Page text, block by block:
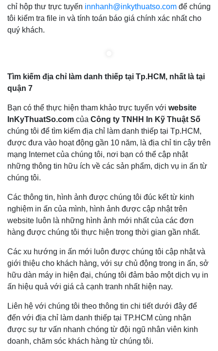
chỉ hộp thư trực tuyến innhanh@inkythuatso.com để chúng
tôi kiểm tra file in và tính toán báo giá chính xác nhất cho
quý khách.
Tìm kiếm địa chỉ làm danh thiếp tại Tp.HCM, nhất là tại
quận 7
Bạn có thể thực hiện tham khảo trực tuyến với website
InKyThuatSo.com của Công ty TNHH In Kỹ Thuật Số
chúng tôi để tìm kiếm địa chỉ làm danh thiếp tại Tp.HCM,
được đưa vào hoạt động gần 10 năm, là địa chỉ tin cậy trên
mạng Internet của chúng tôi, nơi bạn có thể cập nhật
những thông tin hữu ích về các sản phẩm, dịch vụ in ấn từ
chúng tôi.
Các thông tin, hình ảnh được chúng tôi đúc kết từ kinh
nghiệm in ấn của mình, hình ảnh được cập nhật trên
website luôn là những hình ảnh mới nhất của các đơn
hàng được chúng tôi thực hiện trong thời gian gần nhất.
Các xu hướng in ấn mới luôn được chúng tôi cập nhật và
giới thiệu cho khách hàng, với sự chủ động trong in ấn, sở
hữu dàn máy in hiện đại, chúng tôi đảm bảo một dịch vụ in
ấn hiệu quả với giá cả cạnh tranh nhất hiện nay.
Liên hệ với chúng tôi theo thông tin chi tiết dưới đây để
đến với địa chỉ làm danh thiếp tại TP.HCM cùng nhận
được sự tư vấn nhanh chóng từ đội ngũ nhân viên kinh
doanh, chăm sóc khách hàng từ chúng tôi.